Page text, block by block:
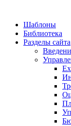
Шаблоны
Библиотека
Разделы сайта